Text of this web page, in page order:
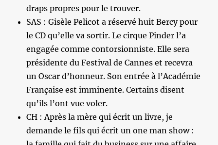
draps propres pour le trouver.
SAS : Gisèle Pelicot a réservé huit Bercy pour
le CD qu’elle va sortir. Le cirque Pinder l’a
engagée comme contorsionniste. Elle sera
présidente du Festival de Cannes et recevra
un Oscar d’honneur. Son entrée à l’Académie
Française est imminente. Certains disent
qu’ils l’ont vue voler.
CH : Après la mère qui écrit un livre, je
demande le fils qui écrit un one man show :